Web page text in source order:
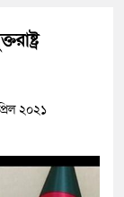
২০২১